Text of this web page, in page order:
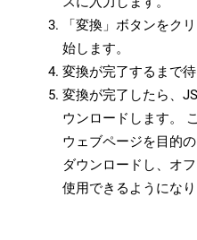
「変換」ボタンをク
始します。
変換が完了するまで待
変換が完了したら、
ウンロードします。
ウェブページを目的
ダウンロードし、オ
使用できるようになり